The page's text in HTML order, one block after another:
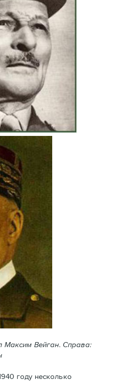
Максим Вейган. Справа:
году несколько